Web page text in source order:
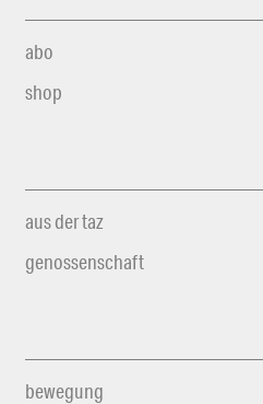
abo
shop
aus der taz
genossenschaft
bewegung